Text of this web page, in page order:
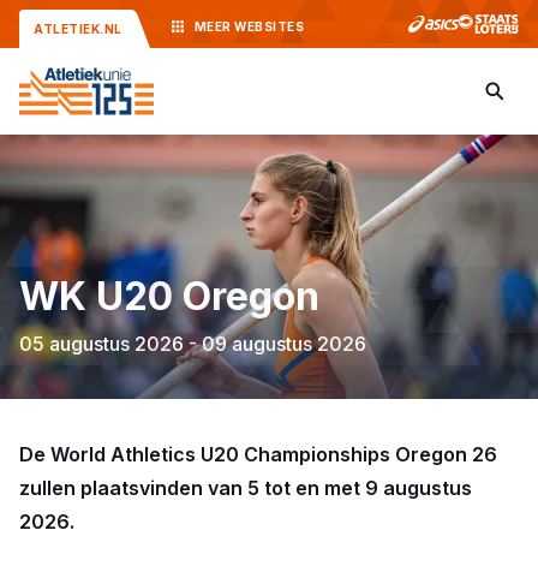
ATLETIEK.NL MEER WEBSITES
WK U20 Oregon
05 augustus 2026 - 09 augustus 2026
De World Athletics U20 Championships Oregon 26
zullen plaatsvinden van 5 tot en met 9 augustus
2026.